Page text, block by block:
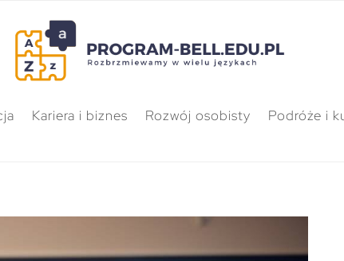
Kariera i biznes Rozwój osobisty Podróże i